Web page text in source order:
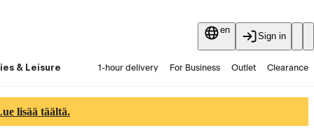
en
Sign in
& Leisure 1-hour delivery For Business Outlet Clearance
lisää täältä.